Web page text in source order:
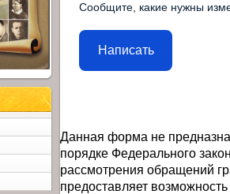
Сообщите, какие нужны
Написать
Данная форма не
порядке Федерального
рассмотрения обращений
предоставляет